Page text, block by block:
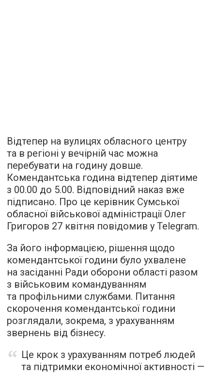
Відтепер на вулицях обласного центру
та в регіоні у вечірній час можна
перебувати на годину довше.
Комендантська година відтепер діятиме
з 00.00 до 5.00. Відповідний наказ вже
підписано. Про це керівник Сумської
обласної військової адміністрації Олег
Григоров 27 квітня повідомив у Telegram.
За його інформацією, рішення щодо
комендантської години було ухвалене
на засіданні Ради оборони області разом
з військовим командуванням
та профільними службами. Питання
скорочення комендантської години
розглядали, зокрема, з урахуванням
звернень від бізнесу.
Це крок з урахуванням потреб людей
та підтримки економічної активності —